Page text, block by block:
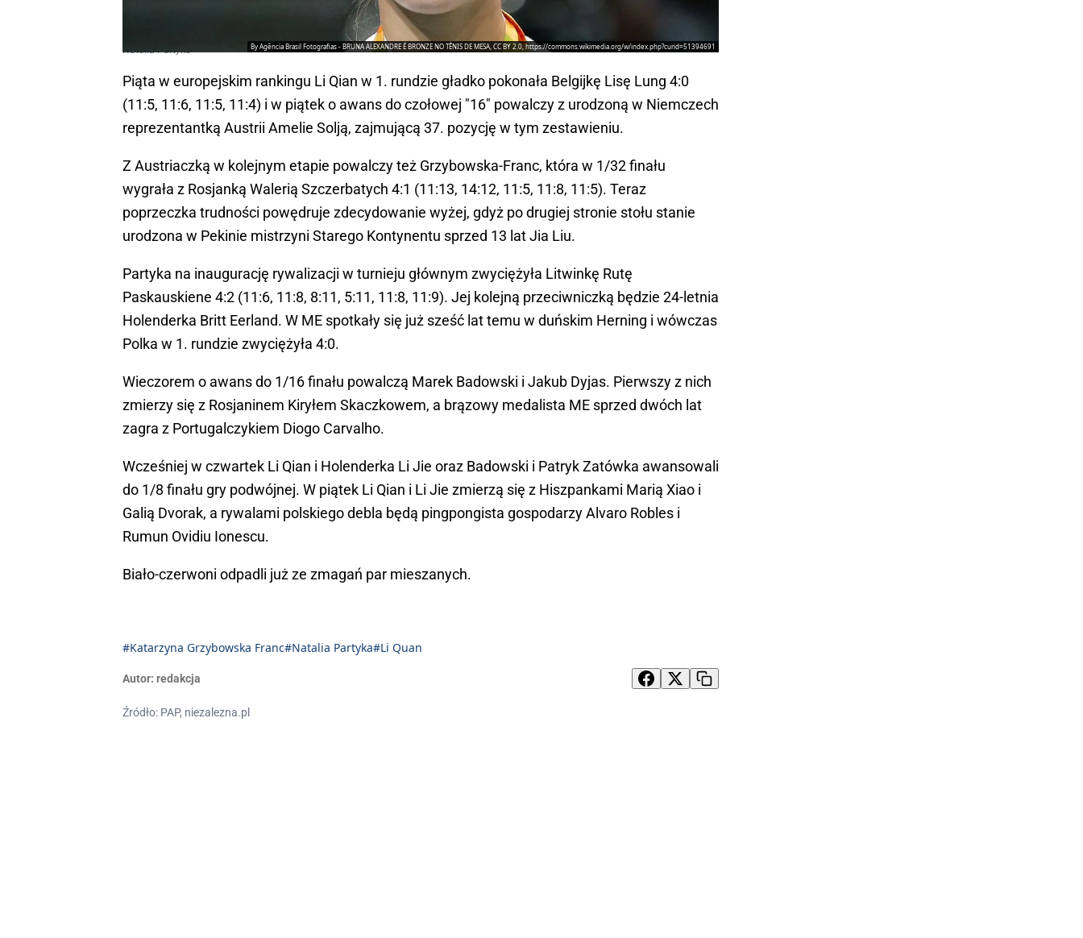
By Agência Brasil Fotografias - BRUNA ALEXANDRE É BRONZE NO TÊNIS DE MESA, CC BY 2.0, https://commons.wikimedia.org/w/index.php?curid=51394691
Piąta w europejskim rankingu Li Qian w 1. rundzie gładko pokonała Belgijkę Lisę Lung 4:0
(11:5, 11:6, 11:5, 11:4) i w piątek o awans do czołowej "16" powalczy z urodzoną w Niemczech
reprezentantką Austrii Amelie Solją, zajmującą 37. pozycję w tym zestawieniu.
Z Austriaczką w kolejnym etapie powalczy też Grzybowska-Franc, która w 1/32 finału
wygrała z Rosjanką Walerią Szczerbatych 4:1 (11:13, 14:12, 11:5, 11:8, 11:5). Teraz
poprzeczka trudności powędruje zdecydowanie wyżej, gdyż po drugiej stronie stołu stanie
urodzona w Pekinie mistrzyni Starego Kontynentu sprzed 13 lat Jia Liu.
Partyka na inaugurację rywalizacji w turnieju głównym zwyciężyła Litwinkę Rutę
Paskauskiene 4:2 (11:6, 11:8, 8:11, 5:11, 11:8, 11:9). Jej kolejną przeciwniczką będzie 24-letnia
Holenderka Britt Eerland. W ME spotkały się już sześć lat temu w duńskim Herning i wówczas
Polka w 1. rundzie zwyciężyła 4:0.
Wieczorem o awans do 1/16 finału powalczą Marek Badowski i Jakub Dyjas. Pierwszy z nich
zmierzy się z Rosjaninem Kiryłem Skaczkowem, a brązowy medalista ME sprzed dwóch lat
zagra z Portugalczykiem Diogo Carvalho.
Wcześniej w czwartek Li Qian i Holenderka Li Jie oraz Badowski i Patryk Zatówka awansowali
do 1/8 finału gry podwójnej. W piątek Li Qian i Li Jie zmierzą się z Hiszpankami Marią Xiao i
Galią Dvorak, a rywalami polskiego debla będą pingpongista gospodarzy Alvaro Robles i
Rumun Ovidiu Ionescu.
Biało-czerwoni odpadli już ze zmagań par mieszanych.
#Katarzyna Grzybowska Franc#Natalia Partyka#Li Quan
Autor: redakcja
Źródło: PAP, niezalezna.pl